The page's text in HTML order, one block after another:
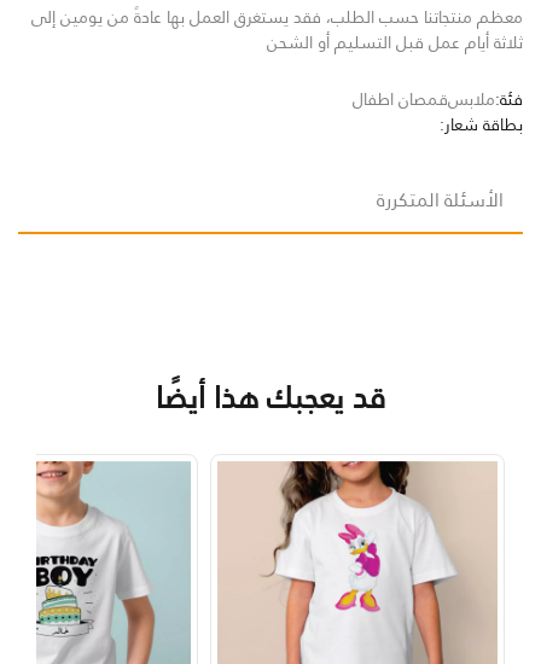
معظم منتجاتنا حسب الطلب، فقد يستغرق العمل بها عادةً من يومين إلى
ثلاثة أيام عمل قبل التسليم أو الشحن
فئة:ملابسقمصان اطفال
بطاقة شعار:
الأسئلة المتكررة
قد يعجبك هذا أيضًا